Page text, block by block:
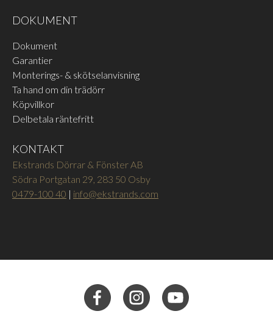
DOKUMENT
Dokument
Garantier
Monterings- & skötselanvisning
Ta hand om din trädörr
Köpvillkor
Delbetala räntefritt
KONTAKT
Ekstrands Dörrar & Fönster AB
Södra Portgatan 29, 283 50 Osby
0479-100 40 | info@ekstrands.com